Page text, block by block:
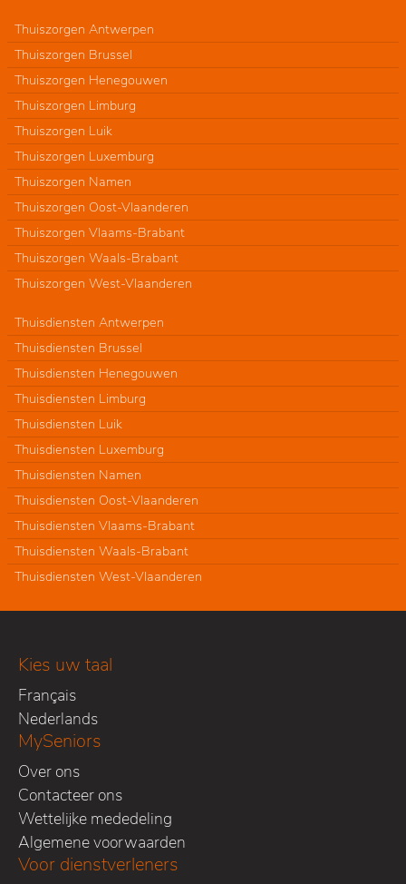
Thuiszorgen Antwerpen
Thuiszorgen Brussel
Thuiszorgen Henegouwen
Thuiszorgen Limburg
Thuiszorgen Luik
Thuiszorgen Luxemburg
Thuiszorgen Namen
Thuiszorgen Oost-Vlaanderen
Thuiszorgen Vlaams-Brabant
Thuiszorgen Waals-Brabant
Thuiszorgen West-Vlaanderen
Thuisdiensten Antwerpen
Thuisdiensten Brussel
Thuisdiensten Henegouwen
Thuisdiensten Limburg
Thuisdiensten Luik
Thuisdiensten Luxemburg
Thuisdiensten Namen
Thuisdiensten Oost-Vlaanderen
Thuisdiensten Vlaams-Brabant
Thuisdiensten Waals-Brabant
Thuisdiensten West-Vlaanderen
Kies uw taal
Français
Nederlands
MySeniors
Over ons
Contacteer ons
Wettelijke mededeling
Algemene voorwaarden
Voor dienstverleners